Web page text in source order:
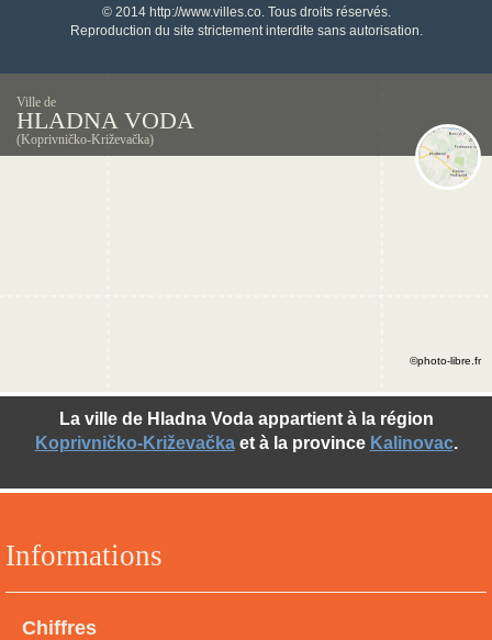
© 2014 http://www.villes.co. Tous droits réservés.
Reproduction du site strictement interdite sans autorisation.
Ville de
HLADNA VODA
(Koprivničko-Križevačka)
Informations
Chiffres
La ville de Hladna Voda appartient à la région
Koprivničko-Križevačkaet à la province Kalinovac.
©photo-libre.fr